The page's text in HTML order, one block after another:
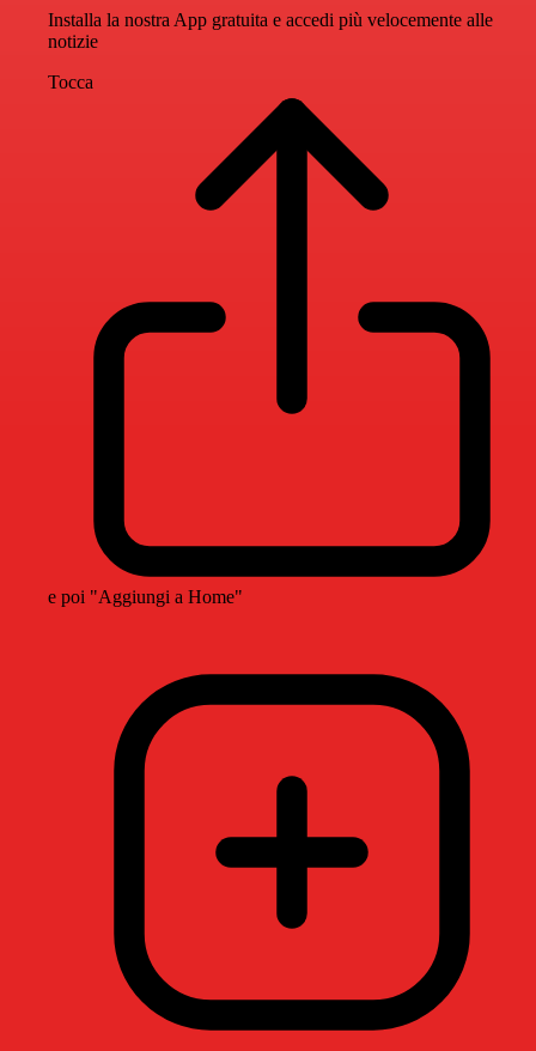
Installa la nostra App gratuita e accedi più velocemente alle
notizie
Tocca
e poi "Aggiungi a Home"